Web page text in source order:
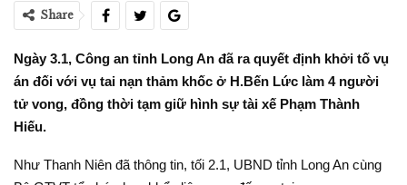
Share
Ngày 3.1, Công an tỉnh Long An đã ra quyết định khởi tố vụ
án đối với vụ tai nạn thảm khốc ở H.Bến Lức làm 4 người
tử vong, đồng thời tạm giữ hình sự tài xế Phạm Thành
Hiếu.
Như Thanh Niên đã thông tin, tối 2.1, UBND tỉnh Long An cùng